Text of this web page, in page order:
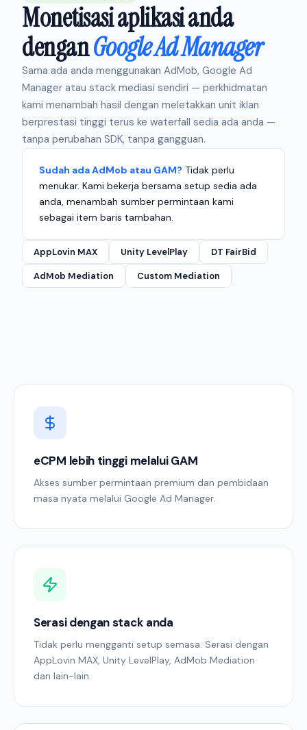
Monetisasi aplikasi anda
denganGoogle Ad Manager
Sama ada anda menggunakan AdMob, Google Ad
Manager atau stack mediasi sendiri — perkhidmatan
kami menambah hasil dengan meletakkan unit iklan
berprestasi tinggi terus ke waterfall sedia ada anda —
tanpa perubahan SDK, tanpa gangguan.
Sudah ada AdMob atau GAM? Tidak perlu
menukar. Kami bekerja bersama setup sedia ada
anda, menambah sumber permintaan kami
sebagai item baris tambahan.
AppLovin MAX Unity LevelPlay DT FairBid
AdMob Mediation Custom Mediation
eCPM lebih tinggi melalui GAM
Akses sumber permintaan premium dan pembidaan
masa nyata melalui Google Ad Manager.
Serasi dengan stack anda
Tidak perlu mengganti setup semasa. Serasi dengan
AppLovin MAX, Unity LevelPlay, AdMob Mediation
dan lain-lain.